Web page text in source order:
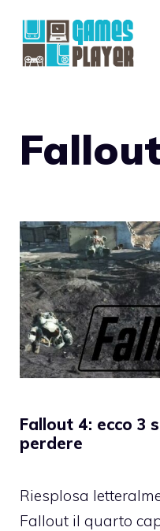
contenuto
Fallout 4: ecco 3
perdere
Riesplosa
Fallout il quarto